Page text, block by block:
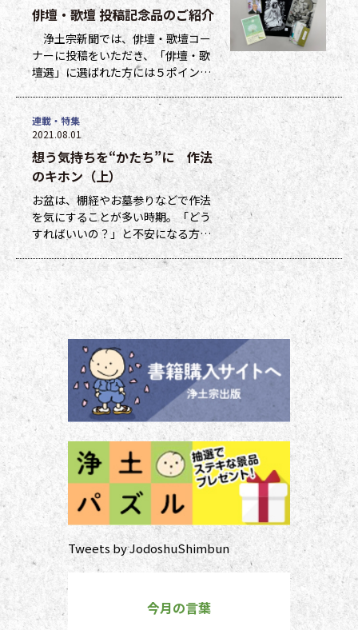
俳壇・歌壇 投稿記念品のご紹介
浄土宗新聞では、俳壇・歌壇コー
ナーに投稿をいただき、「俳壇・歌
壇選」に選ばれた方には５ポイン
ト、他掲載になった方には１ポイン
トを贈呈しています。ポイントは貯
まった数に応じて、浄土宗新聞オリ
ジナルグッズなどの景品と交換でき
ます（交換・発送は下記一覧表通知
のタイミングになります）。 ポイ
ント保有者の方には、半年に一度、
ポイント数とともに記念品一覧表を
送付いたし
想う気持ちを“かたち”に 作法
のキホン（上）
お盆は、棚経やお墓参りなどで作法
を気にすることが多い時期。「どう
すればいいの？」と不安になる方も
多いのではないでしょうか。作法ば
かり気にしていては、ご先祖さまや
ご本尊さまとしっかりと向き合えま
せん。今号から２回にわたって紹介
する浄土宗の作法の基本をおさえ、
大切な方と向き合い、よりよい時間
を過ごしましょう。 袈裟のつけ方
お参りや法要の時に、ぜひ身に着け
ていた
連載・特集
2021.08.01
Tweets by JodoshuShimbun
今月の言葉